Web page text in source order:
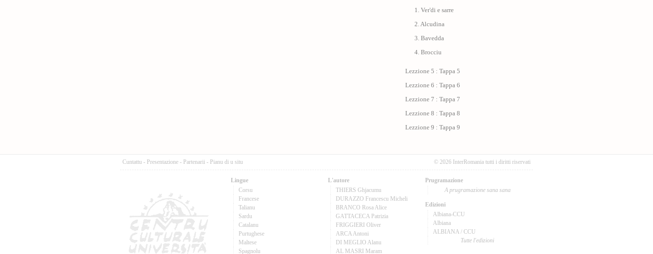
1. Ver'di e sarre
2. Alcudina
3. Bavedda
4. Brocciu
Lezzione 5 : Tappa 5
Lezzione 6 : Tappa 6
Lezzione 7 : Tappa 7
Lezzione 8 : Tappa 8
Lezzione 9 : Tappa 9
Cuntattu - Presentazione - Partenarii - Pianu di u situ © 2026 InterRomania tutti i diritti riservati
Lingue
Corsu
Francese
Talianu
Sardu
Catalanu
Purtughese
Maltese
Spagnolu
L'autore
THIERS Ghjacumu
DURAZZO Francescu Micheli
BRANCO Rosa Alice
GATTACECA Patrizia
FRIGGIERI Oliver
ARCA Antoni
DI MEGLIO Alanu
AL MASRI Maram
Prugramazione
A prugramazione sana sana
Edizioni
Albiana-CCU
Albiana
ALBIANA / CCU
Tutte l'edizioni